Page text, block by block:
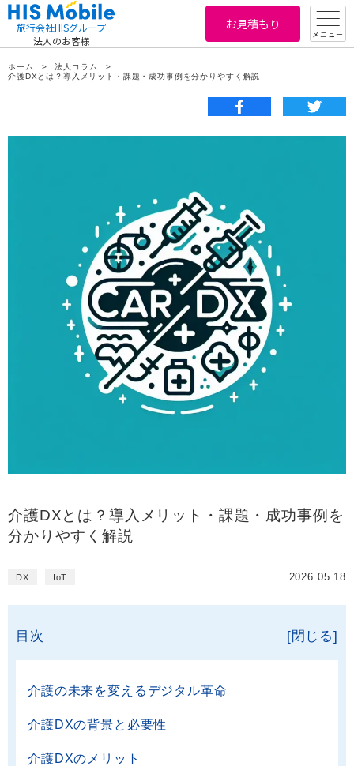
旅行会社HISグループ
法人のお客様
お見積もり
メニュー
ホーム
法人コラム
介護DXとは？導入メリット・課題・成功事例を分かりやすく解説
介護DXとは？導入メリット・課題・成功事例を
分かりやすく解説
DX IoT 2026.05.18
目次 [閉じる]
介護の未来を変えるデジタル革命
介護DXの背景と必要性
介護DXのメリット